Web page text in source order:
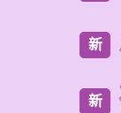
新
新